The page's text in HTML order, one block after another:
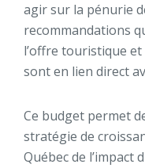
agir sur la pénurie
recommandations
l’offre touristique
sont en lien direct
Ce budget permet
stratégie de
Québec de l’impact